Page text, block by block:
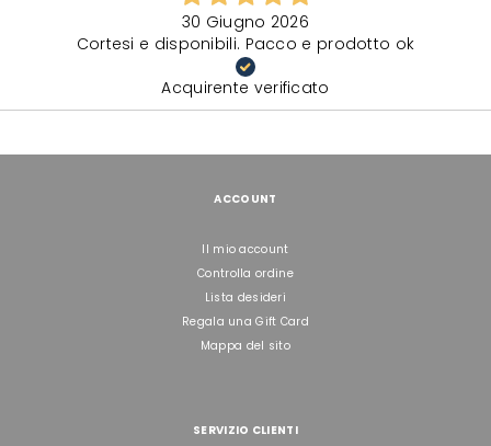
30 Giugno 2026
Cortesi e disponibili. Pacco e prodotto ok
Acquirente verificato
ACCOUNT
Il mio account
Controlla ordine
Lista desideri
Regala una Gift Card
Mappa del sito
SERVIZIO CLIENTI